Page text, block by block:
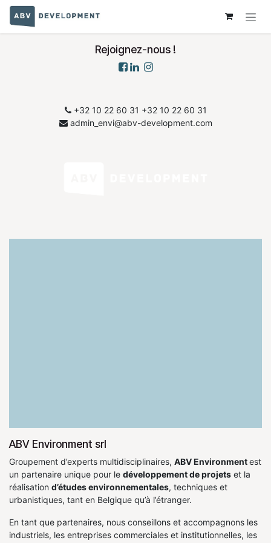
Se rendre au contenu
Rejoignez-nous !
+32 10 22 60 31 ​+32 10 22 60 31
admin_envi@abv-development.com
ABV Environment srl
Groupement d’experts multidisciplinaires, ABV Environmentest
un partenaire unique pour le développement de projets et la
réalisation d’études environnementales, techniques et
urbanistiques, tant en Belgique qu’à l’étranger.
En tant que partenaires, nous conseillons et accompagnons les
industriels, les entreprises commerciales et institutionnelles, les